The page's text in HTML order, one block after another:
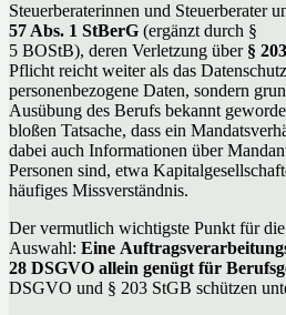
Steuerberaterinnen und Steuerberater
57 Abs. 1 StBerG (ergänzt durch §
5 BOStB), deren Verletzung über §
Pflicht reicht weiter als das
personenbezogene Daten, sondern
Ausübung des Berufs bekannt
bloßen Tatsache, dass ein
dabei auch Informationen über
Personen sind, etwa
häufiges Missverständnis.
Der vermutlich wichtigste Punkt für
Auswahl: Eine
28 DSGVO allein genügt für
DSGVO und § 203 StGB schützen